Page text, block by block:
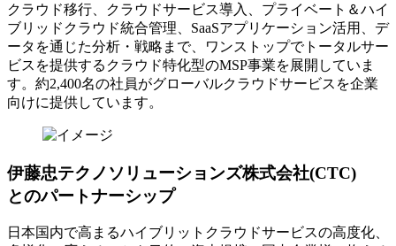
クラウド移行、クラウドサービス導入、プライベート＆ハイ
ブリッドクラウド統合管理、SaaSアプリケーション活用、デ
ータを通じた分析・戦略まで、ワンストップでトータルサー
ビスを提供するクラウド特化型のMSP事業を展開していま
す。約2,400名の社員がグローバルクラウドサービスを企業
向けに提供しています。
伊藤忠テクノソリューションズ株式会社(CTC)
とのパートナーシップ
日本国内で高まるハイブリットクラウドサービスの高度化、